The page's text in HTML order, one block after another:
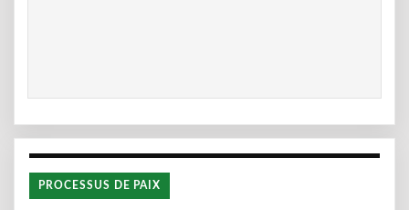
PROCESSUS DE PAIX